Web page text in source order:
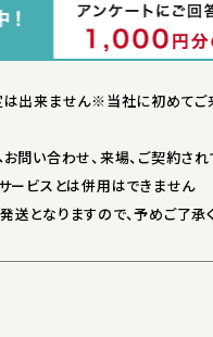
出来ません※当社に初めてご
い合わせ、来場、ご契約され
ービスとは併用はできません
なりますので、予めご了承